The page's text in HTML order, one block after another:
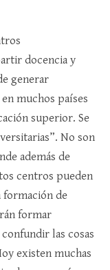
docencia y
generar
muchos países
superior. Se
No son
además de
centros pueden
de
formar
las cosas
existen muchas